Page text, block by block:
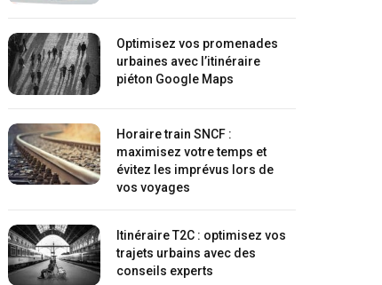
Optimisez vos promenades
urbaines avec l’itinéraire
piéton Google Maps
Horaire train SNCF :
maximisez votre temps et
évitez les imprévus lors de
vos voyages
Itinéraire T2C : optimisez vos
trajets urbains avec des
conseils experts